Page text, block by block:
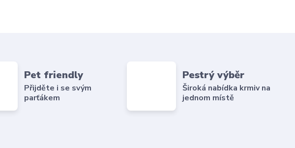
Pet friendly
Přijděte i se svým
parťákem
Pestrý výběr
Široká nabídka krmiv na
jednom místě